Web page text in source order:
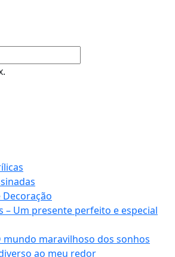
Decoração
– Um presente perfeito e especial
mundo maravilhoso dos sonhos
ao meu redor